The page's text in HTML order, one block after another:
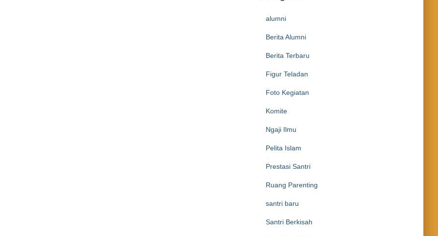
alumni
Berita Alumni
Berita Terbaru
Figur Teladan
Foto Kegiatan
Komite
Ngaji Ilmu
Pelita Islam
Prestasi Santri
Ruang Parenting
santri baru
Santri Berkisah